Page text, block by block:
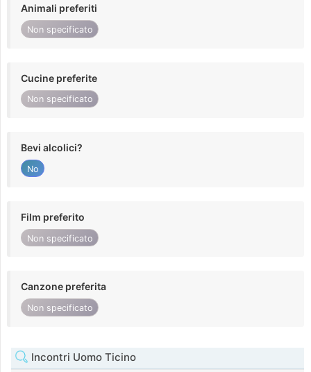
Animali preferiti
Non specificato
Cucine preferite
Non specificato
Bevi alcolici?
No
Film preferito
Non specificato
Canzone preferita
Non specificato
Incontri Uomo Ticino